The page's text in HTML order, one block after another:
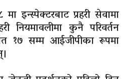
इन्स्पेक्टरबाट प्रहरी सेवामा
नियमावलीमा कुनै परिवर्तन
सम्म आईजीपीका रूपमा